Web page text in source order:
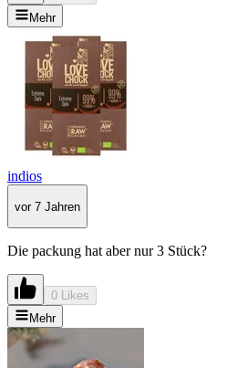
Mehr
indios
vor 7 Jahren
Die packung hat aber nur 3 Stück?
0 Likes
Mehr